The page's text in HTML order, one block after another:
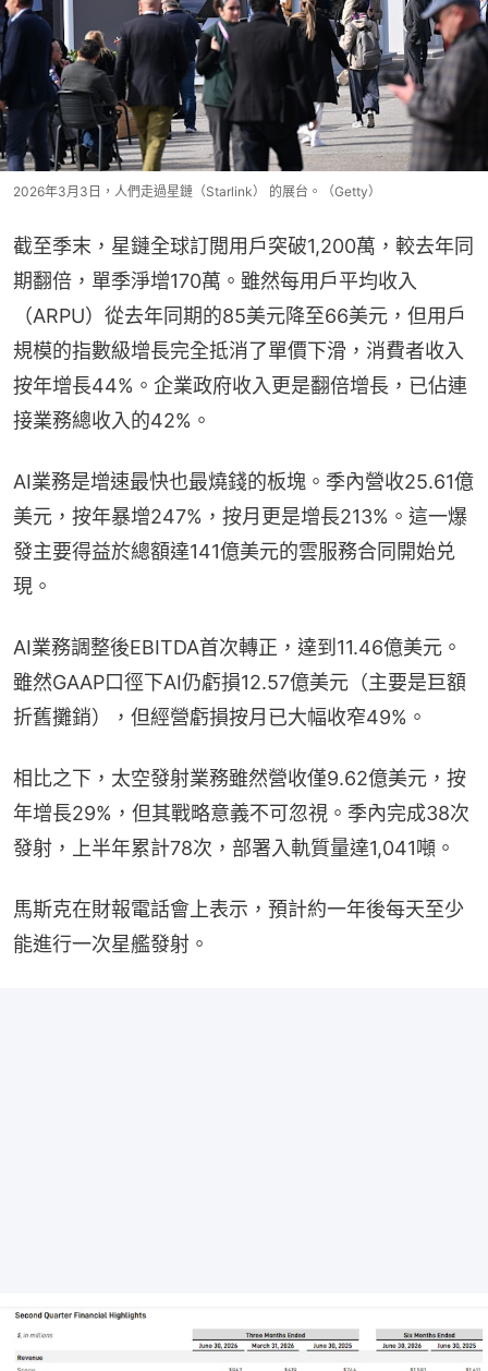
2026年3月3日，人們走過星鏈（Starlink） 的展台。（Getty）
截至季末，星鏈全球訂閲用戶突破1,200萬，較去年同
期翻倍，單季淨增170萬。雖然每用戶平均收入
（ARPU）從去年同期的85美元降至66美元，但用戶
規模的指數級增長完全抵消了單價下滑，消費者收入
按年增長44%。企業政府收入更是翻倍增長，已佔連
接業務總收入的42%。
AI業務是增速最快也最燒錢的板塊。季內營收25.61億
美元，按年暴增247%，按月更是增長213%。這一爆
發主要得益於總額達141億美元的雲服務合同開始兑
現。
AI業務調整後EBITDA首次轉正，達到11.46億美元。
雖然GAAP口徑下AI仍虧損12.57億美元（主要是巨額
折舊攤銷），但經營虧損按月已大幅收窄49%。
相比之下，太空發射業務雖然營收僅9.62億美元，按
年增長29%，但其戰略意義不可忽視。季內完成38次
發射，上半年累計78次，部署入軌質量達1,041噸。
馬斯克在財報電話會上表示，預計約一年後每天至少
能進行一次星艦發射。